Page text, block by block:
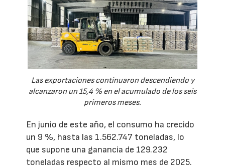
Las exportaciones continuaron descendiendo y
alcanzaron un 15,4 % en el acumulado de los seis
primeros meses.
En junio de este año, el consumo ha crecido
un 9 %, hasta las 1.562.747 toneladas, lo
que supone una ganancia de 129.232
toneladas respecto al mismo mes de 2025.